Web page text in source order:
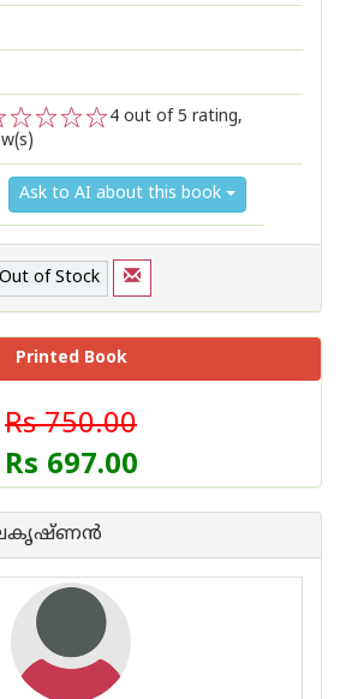
2
4 out of 5 rating,
Ask to AI about this book
Out of Stock
Printed Book
Rs 750.00
Rs 697.00